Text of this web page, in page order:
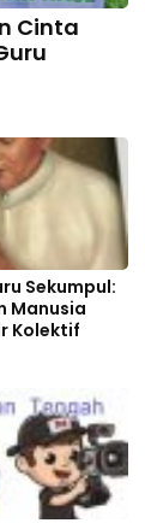
Cinta
Sekumpul:
Manusia
Kolektif